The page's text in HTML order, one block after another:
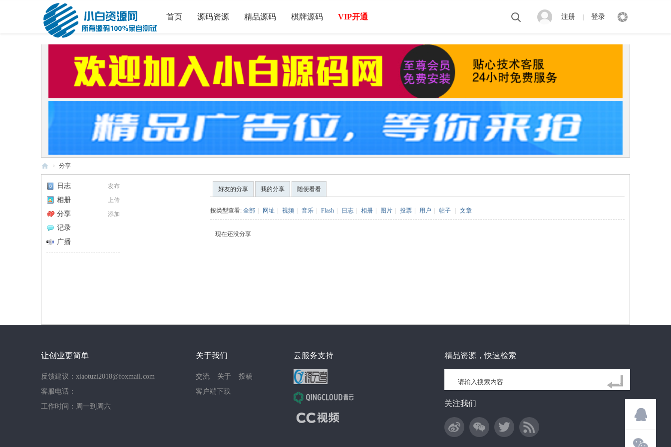
首页 源码资源 精品源码 棋牌源码 VIP开通 注册 登录
白
码
› 分享
发布
日志
上传
相册
添加
分享
记录
广播
好友的分享 我的分享 随便看看
按类型查看: 全部 | 网址 | 视频 | 音乐 | Flash | 日志 | 相册 | 图片 | 投票 | 用户 | 帖子 | 文章
现在还没分享
让创业更简单
反馈建议：xiaotuzi2018@foxmail.com
客服电话：
工作时间：周一到周六
关于我们
交流 关于
投稿
客户端下载
云服务支持 精品资源，快速检索
关注我们